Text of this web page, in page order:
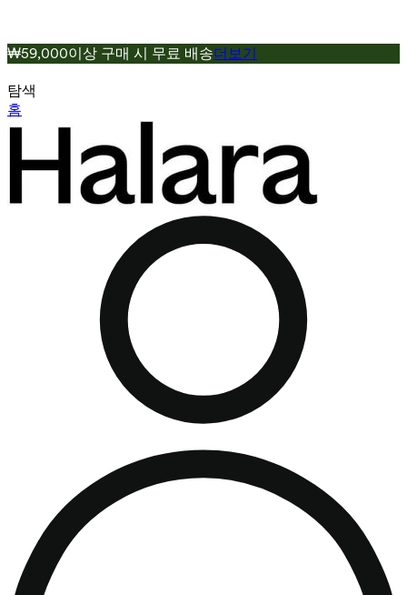
₩59,000이상 구매 시 무료 배송더보기
탐색
홈